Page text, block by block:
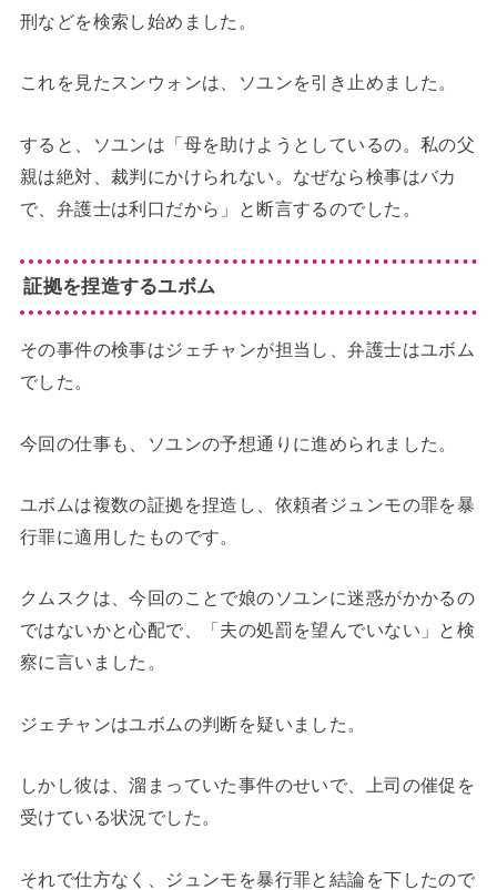
刑などを検索し始めました。
これを見たスンウォンは、ソユンを引き止めました。
すると、ソユンは「母を助けようとしているの。私の父
親は絶対、裁判にかけられない。なぜなら検事はバカ
で、弁護士は利口だから」と断言するのでした。
証拠を捏造するユボム
その事件の検事はジェチャンが担当し、弁護士はユボム
でした。
今回の仕事も、ソユンの予想通りに進められました。
ユボムは複数の証拠を捏造し、依頼者ジュンモの罪を暴
行罪に適用したものです。
クムスクは、今回のことで娘のソユンに迷惑がかかるの
ではないかと心配で、「夫の処罰を望んでいない」と検
察に言いました。
ジェチャンはユボムの判断を疑いました。
しかし彼は、溜まっていた事件のせいで、上司の催促を
受けている状況でした。
それで仕方なく、ジュンモを暴行罪と結論を下したので